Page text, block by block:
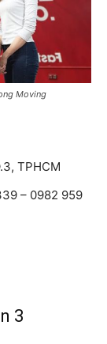
Moving
TPHCM
– 0982 959
3